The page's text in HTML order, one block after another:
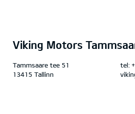
Viking Motors
Tammsaare tee 51
13415 Tallinn
tel: